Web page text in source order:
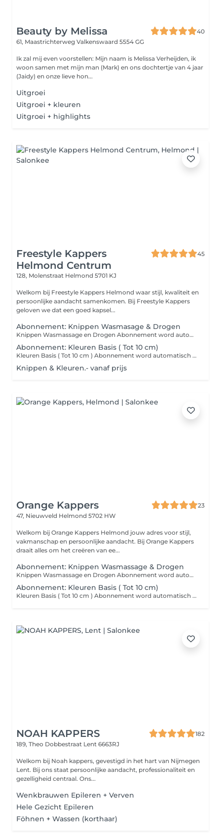
Beauty by Melissa
40
61, Maastrichterweg Valkenswaard 5554 GG
Ik zal mij even voorstellen: Mijn naam is Melissa Verheijden, ik
woon samen met mijn man (Mark) en ons dochtertje van 4 jaar
(Jaidy) en onze lieve hon...
Uitgroei
Uitgroei + kleuren
Uitgroei + highlights
Freestyle Kappers
Helmond Centrum
45
128, Molenstraat Helmond 5701 KJ
Welkom bij Freestyle Kappers Helmond waar stijl, kwaliteit en
persoonlijke aandacht samenkomen. Bij Freestyle Kappers
geloven we dat een goed kapsel...
Abonnement: Knippen Wasmasage & Drogen
Knippen Wasmassage en Drogen Abonnement word automatisch 1x per maand afgeschreven: Brons 34,- ( 1x per maand ) Zilver 39,- ( 2x per maand ) Goud 55,- ( onbeperkt ) (Exclusief 3,5% slimknippen)
Abonnement: Kleuren Basis ( Tot 10 cm)
Kleuren Basis ( Tot 10 cm ) Abonnement word automatisch 1x per maand afgeschreven: Brons 39,50 ( 1x per maand ) Zilver 44,00 ( 2x per maand ) Inc Wassen en Drogen ( Niet Föhnen ) (Exclusief 3,5% slimknippen)
Knippen & Kleuren.- vanaf prijs
Orange Kappers
23
47, Nieuwveld Helmond 5702 HW
Welkom bij Orange Kappers Helmond jouw adres voor stijl,
vakmanschap en persoonlijke aandacht. Bij Orange Kappers
draait alles om het creëren van ee...
Abonnement: Knippen Wasmassage & Drogen
Knippen Wasmassage en Drogen Abonnement word automatisch 1x per maand afgeschreven: Brons 34,- ( 1x per maand ) Zilver 39,- ( 2x per maand ) Goud 55,- ( onbeperkt ) (Exclusief 3,5% slimknippen)
Abonnement: Kleuren Basis ( Tot 10 cm)
Kleuren Basis ( Tot 10 cm ) Abonnement word automatisch 1x per maand afgeschreven: Brons 39,50 ( 1x per maand ) Zilver 44,00 ( 2x per maand ) Inc Wassen en Drogen ( Niet Föhnen ) (Exclusief 3,5% slimknippen)
NOAH KAPPERS
182
189, Theo Dobbestraat Lent 6663RJ
Welkom bij Noah kappers, gevestigd in het hart van Nijmegen
Lent. Bij ons staat persoonlijke aandacht, professionaliteit en
gezelligheid centraal. Ons...
Wenkbrauwen Epileren + Verven
Hele Gezicht Epileren
Föhnen + Wassen (korthaar)